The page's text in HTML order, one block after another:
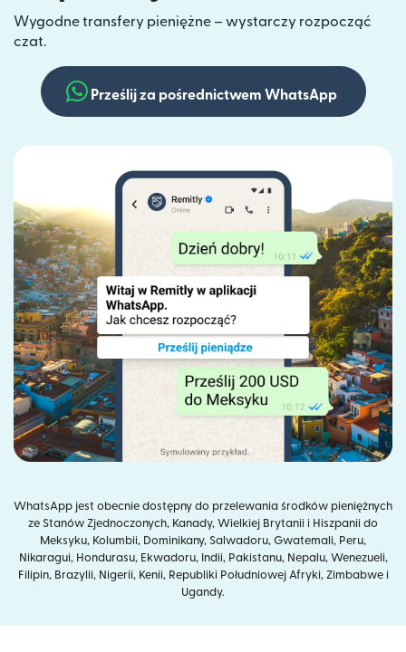
Wygodne transfery pieniężne – wystarczy rozpocząć
czat.
Prześlij za pośrednictwem WhatsApp
WhatsApp jest obecnie dostępny do przelewania środków pieniężnych
ze Stanów Zjednoczonych, Kanady, Wielkiej Brytanii i Hiszpanii do
Meksyku, Kolumbii, Dominikany, Salwadoru, Gwatemali, Peru,
Nikaragui, Hondurasu, Ekwadoru, Indii, Pakistanu, Nepalu, Wenezueli,
Filipin, Brazylii, Nigerii, Kenii, Republiki Południowej Afryki, Zimbabwe i
Ugandy.